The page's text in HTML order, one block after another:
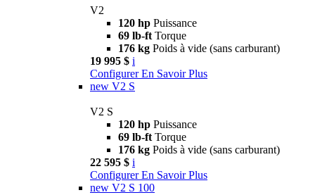
V2
120 hp Puissance
69 lb-ft Torque
176 kg Poids à vide (sans carburant)
19 995 $ i
Configurer En Savoir Plus
new V2 S
V2 S
120 hp Puissance
69 lb-ft Torque
176 kg Poids à vide (sans carburant)
22 595 $ i
Configurer En Savoir Plus
new V2 S 100